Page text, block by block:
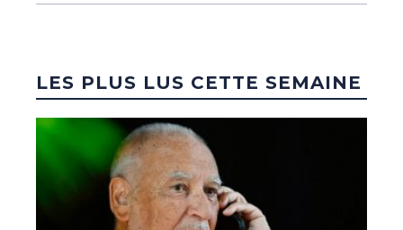
LES PLUS LUS CETTE SEMAINE